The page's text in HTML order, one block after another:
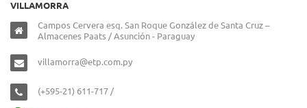
VILLAMORRA
Campos Cervera esq. San Roque González de Santa Cruz –
Almacenes Paats / Asunción - Paraguay
villamorra@etp.com.py
(+595-21) 611-717 /